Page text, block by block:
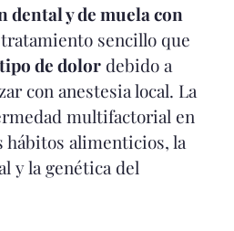
y de muela con
sencillo que
de dolor debido a
con anestesia local. La
multifactorial en
hábitos alimenticios, la
y la genética del